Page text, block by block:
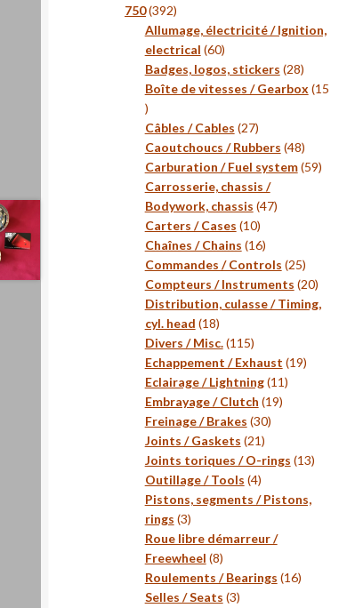
750 392392
produits
Allumage, électricité / Ignition,
electrical 6060
produits
Badges, logos, stickers 2828
produits
Boîte de vitesses / Gearbox 15
15
produits
Câbles / Cables 2727
produits
Caoutchoucs / Rubbers 4848
produits
Carburation / Fuel system 5959
Carrosserie, chassis /
Bodywork, chassis 4747
Carters / Cases 1010
produits
Chaînes / Chains 1616
produits
Commandes / Controls 2525
produits
Compteurs / Instruments 2020
produits
Distribution, culasse / Timing,
cyl. head 1818
produits
Divers / Misc. 115115
produits
Echappement / Exhaust 1919
Eclairage / Lightning 1111
Embrayage / Clutch 1919
Freinage / Brakes 3030
Joints / Gaskets 2121
produits
Joints toriques / O-rings 1313
Outillage / Tools 44
produits
Pistons, segments / Pistons,
rings 33
produits
Roue libre démarreur /
Freewheel 88
produits
Roulements / Bearings 1616
Selles / Seats 33